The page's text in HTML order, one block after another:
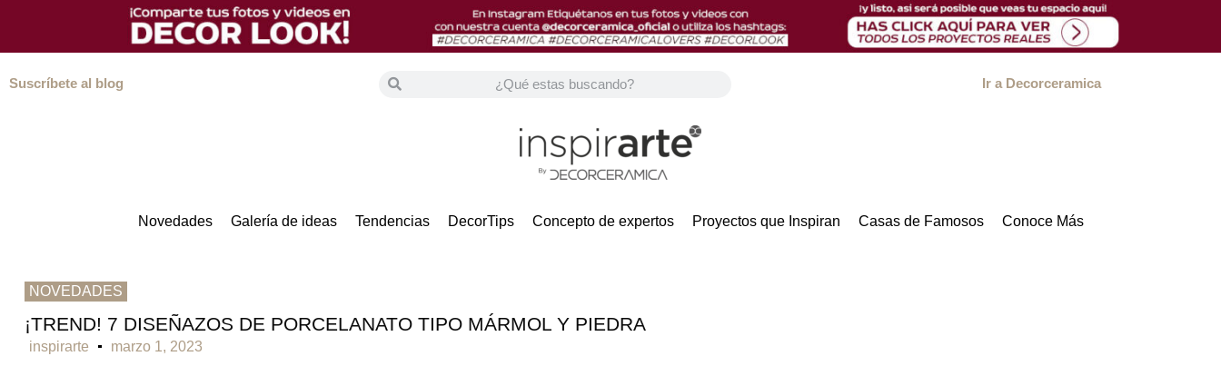
Suscríbete al blog Ir a Decorceramica
Novedades Galería de ideas Tendencias DecorTips Concepto de expertos Proyectos que Inspiran Casas de Famosos Conoce Más
NOVEDADES
¡TREND! 7 DISEÑAZOS DE PORCELANATO TIPO MÁRMOL Y PIEDRA
inspirarte marzo 1, 2023